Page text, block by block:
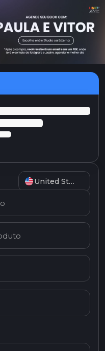
United States